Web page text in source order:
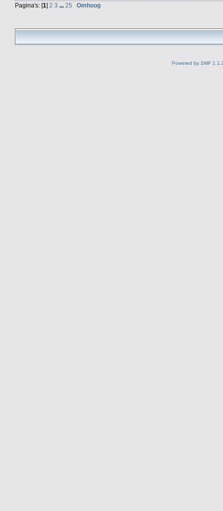
Pagina's: [1] 2 3 ... 25 Omhoog
Powered by SMF